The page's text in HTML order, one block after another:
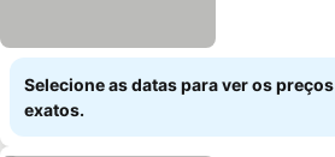
Selecione as datas para ver os preços
exatos.